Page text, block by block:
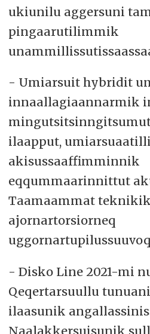
ukiunilu aggersuni
pingaarutilimmik
- Umiarsuit hybridit
innaallagiaannarmik
ilaapput,
akisussaaffimminnik
eqqummaarinnittut
Taamaammat
ajornartorsiorneq
- Disko Line 2021-mi
Qeqertarsuullu
ilaasunik
Naalakkersuisunik